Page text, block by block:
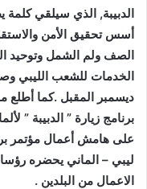
الدبيبة, الذي سيلقي كلمة
أسس تحقيق الأمن
الصف ولم الشمل وتوحيد
ديسمبر المقبل .كما أطلع
برنامج زيارة ” الدبيبة ”
ليبي – الماني يحضره
الاعمال من البلدين .